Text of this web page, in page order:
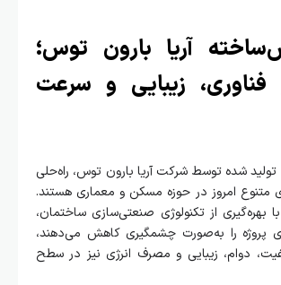
آریا بارون توس؛
زیبایی و سرعت
شرکت آریا بارون توس، راه‌حلی
در حوزه مسکن و معماری هستند.
از تکنولوژی صنعتی‌سازی ساختمان،
به‌صورت چشمگیری کاهش می‌دهند،
زیبایی و مصرف انرژی نیز در سطح